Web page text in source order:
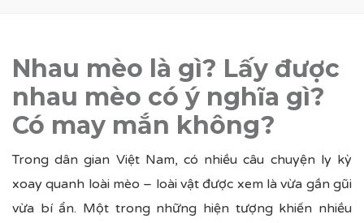
Nhau mèo là gì? Lấy được
nhau mèo có ý nghĩa gì?
Có may mắn không?
Trong dân gian Việt Nam, có nhiều câu chuyện ly kỳ
xoay quanh loài mèo – loài vật được xem là vừa gần gũi
vừa bí ẩn. Một trong những hiện tượng khiến nhiều